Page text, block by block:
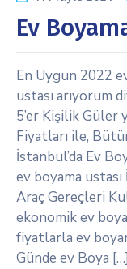
Ev
En Uygun 2022
ustası arıyorum
5’er Kişilik Güler
Fiyatları ile,
İstanbul’da Ev
ev boyama
Araç Gereçleri
ekonomik ev
fiyatlarla ev
Günde ev Boya […]